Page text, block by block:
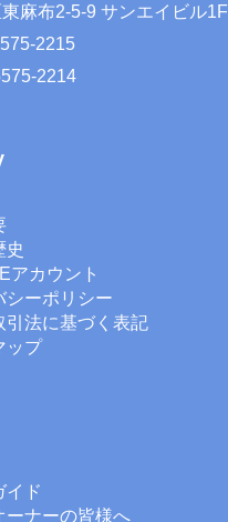
麻布2-5-9 サンエイビル1F
2215
2214
史
アカウント
シーポリシー
引法に基づく表記
ップ
イド
ーナーの皆様へ